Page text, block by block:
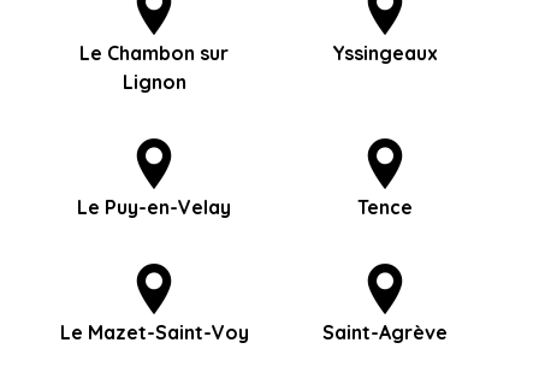
Le Chambon sur
Lignon
Yssingeaux
Le Puy-en-Velay Tence
Le Mazet-Saint-Voy Saint-Agrève